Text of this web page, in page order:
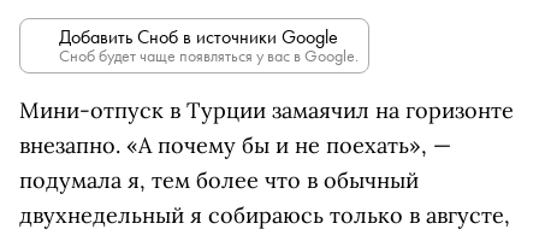
Добавить Сноб в источники Google
Сноб будет чаще появляться у вас в Google.
Мини-отпуск в Турции замаячил на горизонте
внезапно. «А почему бы и не поехать», —
подумала я, тем более что в обычный
двухнедельный я собираюсь только в августе,